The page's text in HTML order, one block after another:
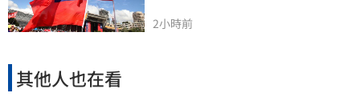
2小時前
其他人也在看